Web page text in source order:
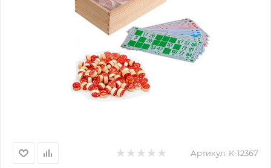
Артикул: К-12367